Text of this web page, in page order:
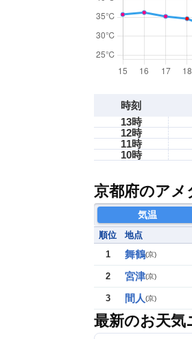
時刻
13時
12時
11時
10時
京都府のア
気温
順位 地点
1
舞鶴(京)
2 宮津(京)
3 間人(京)
最新のお天気